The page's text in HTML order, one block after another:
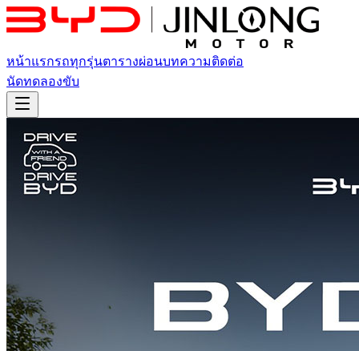
หน้าแรกรถทุกรุ่นตารางผ่อนบทความติดต่อ
นัดทดลองขับ